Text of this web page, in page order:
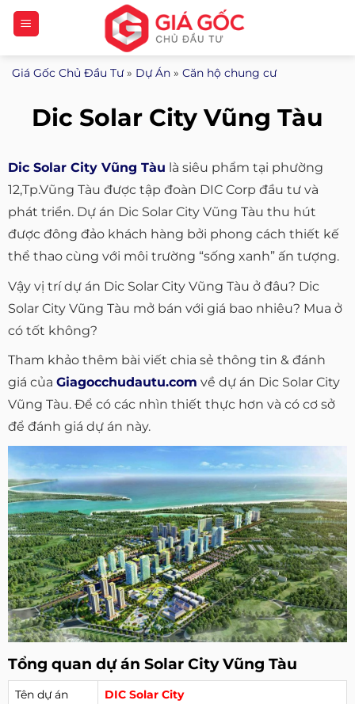
Bỏ
qua
nội
dung
Giá Gốc Chủ Đầu Tư» Dự Án » Căn hộ chung cư
Dic Solar City Vũng Tàu
Dic Solar City Vũng Tàu là siêu phẩm tại phường
12,Tp.Vũng Tàu được tập đoàn DIC Corp đầu tư và
phát triển. Dự án Dic Solar City Vũng Tàu thu hút
được đông đảo khách hàng bởi phong cách thiết kế
thể thao cùng với môi trường “sống xanh” ấn tượng.
Vậy vị trí dự án Dic Solar City Vũng Tàu ở đâu? Dic
Solar City Vũng Tàu mở bán với giá bao nhiêu? Mua ở
có tốt không?
Tham khảo thêm bài viết chia sẻ thông tin & đánh
giá của Giagocchudautu.com về dự án Dic Solar City
Vũng Tàu. Để có các nhìn thiết thực hơn và có cơ sở
để đánh giá dự án này.
Tổng quan dự án Solar City Vũng Tàu
Tên dự án DIC Solar City